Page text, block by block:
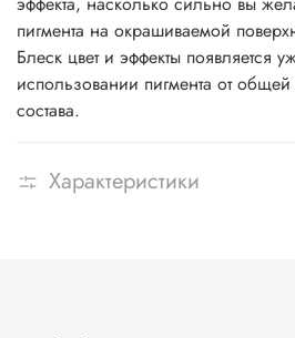
пигмента на окрашиваемой
Блеск цвет и эффекты появляется
использовании пигмента от
состава.
Характеристики